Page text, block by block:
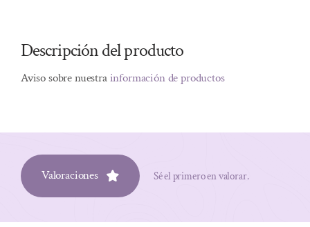
Descripción del producto
Aviso sobre nuestrainformación de productos
Valoraciones Sé el primero en valorar.